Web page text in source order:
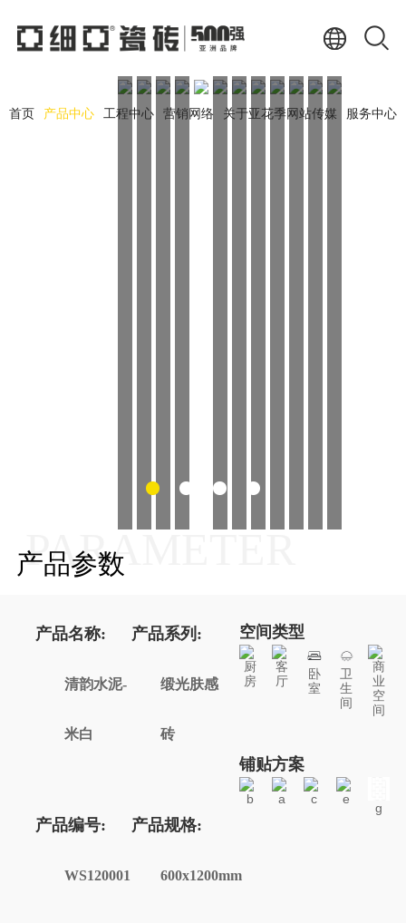
首页 产品中心 工程中心 营销网络 关于亚花季网站传媒 服务中心
产品参数
PARAMETER
产品名称:
清韵水泥-
米白
产品系列:
缎光肤感
砖
产品编号:
WS120001
产品规格:
600x1200mm
空间类型
厨
房
客
厅
卧
室
卫
生
间
商
业
空
间
铺贴方案
b a c e
g